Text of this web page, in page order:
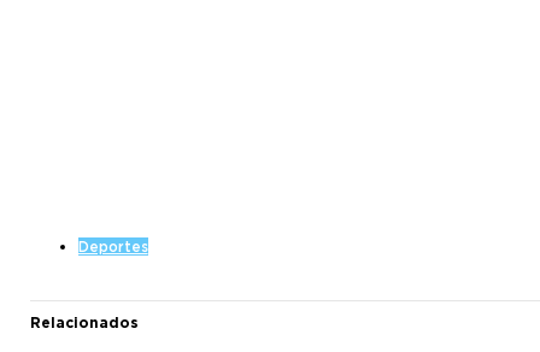
Deportes
Relacionados